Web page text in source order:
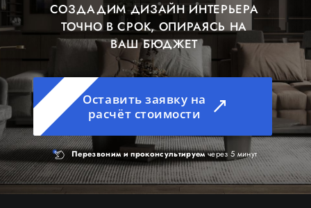
СОЗДАДИМ ДИЗАЙН ИНТЕРЬЕРА
ТОЧНО В СРОК, ОПИРАЯСЬ НА
ВАШ БЮДЖЕТ
Оставить заявку на
расчёт стоимости
Перезвоним и проконсультируемчерез 5 минут